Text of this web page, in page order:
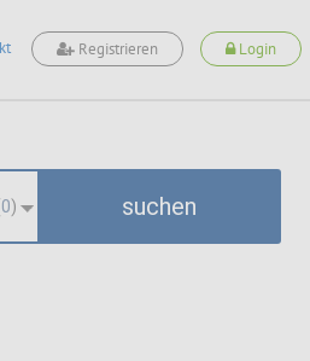
Registrieren Login
0) suchen